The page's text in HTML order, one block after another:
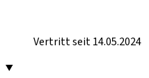
Vertritt seit 14.05.2024